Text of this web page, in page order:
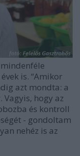
is. “Amikor
azt mondta: a
hogy az
és kontroll
- gondoltam
nehéz is az